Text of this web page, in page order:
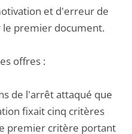
et d'erreur de
premier document.
offres :
de l'arrêt attaqué que
fixait cinq critères
premier critère portant